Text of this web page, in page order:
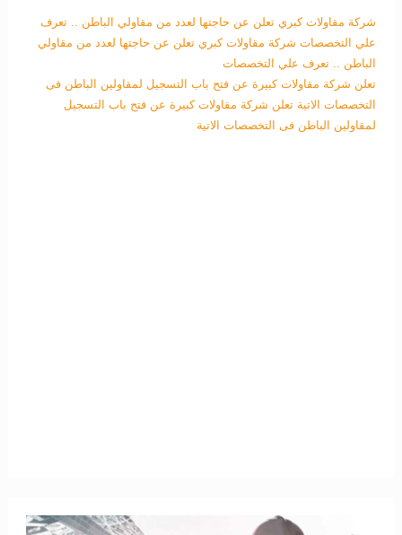
شركة مقاولات كبري تعلن عن حاجتها لعدد من مقاولي الباطن .. تعرف
علي التخصصات شركة مقاولات كبري تعلن عن حاجتها لعدد من مقاولي
الباطن .. تعرف علي التخصصات
تعلن شركة مقاولات كبيرة عن فتح باب التسجيل لمقاولين الباطن فى
التخصصات الاتية تعلن شركة مقاولات كبيرة عن فتح باب التسجيل
لمقاولين الباطن فى التخصصات الاتية